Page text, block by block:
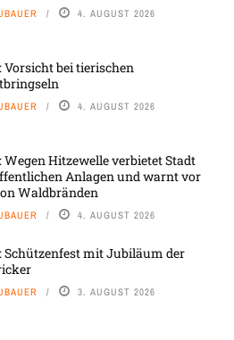
4. AUGUST 2026
Vorsicht bei tierischen
4. AUGUST 2026
Wegen Hitzewelle verbietet Stadt
Anlagen und warnt vor
Waldbränden
4. AUGUST 2026
Schützenfest mit Jubiläum der
3. AUGUST 2026